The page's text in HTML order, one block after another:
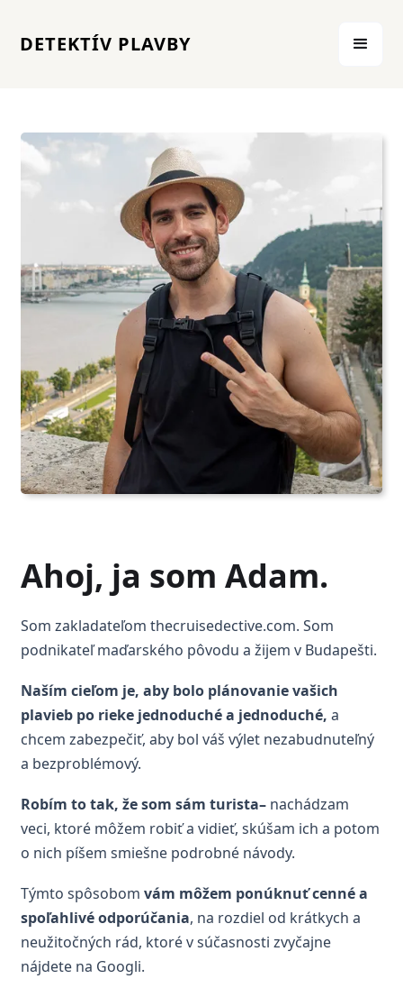
DETEKTÍV PLAVBY
Ahoj, ja som Adam.
Som zakladateľom thecruisedective.com. Som
podnikateľ maďarského pôvodu a žijem v Budapešti.
Naším cieľom je, aby bolo plánovanie vašich
plavieb po rieke jednoduché a jednoduché, a
chcem zabezpečiť, aby bol váš výlet nezabudnuteľný
a bezproblémový.
Robím to tak, že som sám turista– nachádzam
veci, ktoré môžem robiť a vidieť, skúšam ich a potom
o nich píšem smiešne podrobné návody.
Týmto spôsobomvám môžem ponúknuť cenné a
spoľahlivé odporúčania, na rozdiel od krátkych a
neužitočných rád, ktoré v súčasnosti zvyčajne
nájdete na Googli.